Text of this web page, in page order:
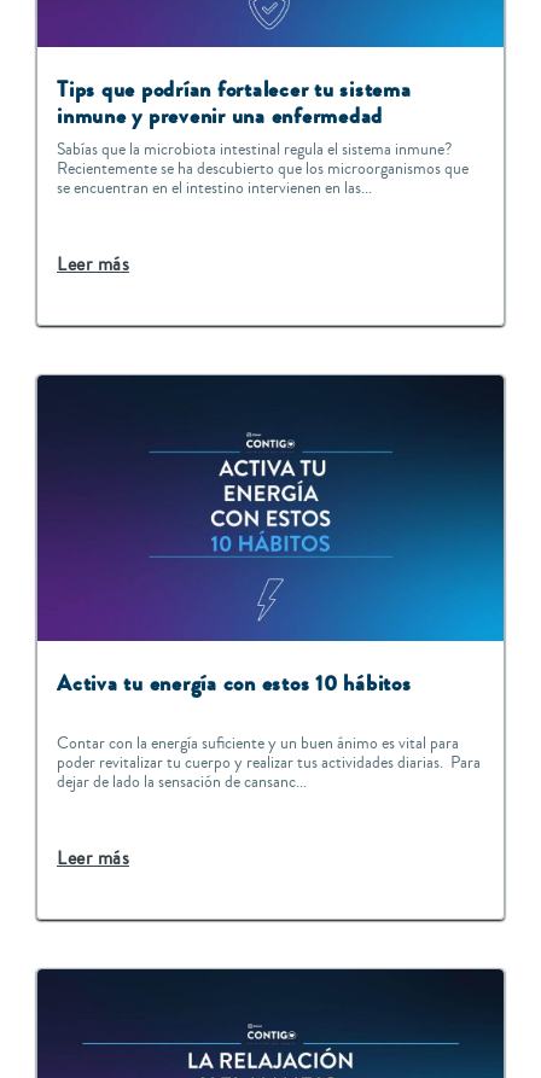
Tips que podrían fortalecer tu sistema
inmune y prevenir una enfermedad
Sabías que la microbiota intestinal regula el sistema inmune?
Recientemente se ha descubierto que los microorganismos que
se encuentran en el intestino intervienen en las...
Leer más
Activa tu energía con estos 10 hábitos
Contar con la energía suficiente y un buen ánimo es vital para
poder revitalizar tu cuerpo y realizar tus actividades diarias. Para
dejar de lado la sensación de cansanc...
Leer más